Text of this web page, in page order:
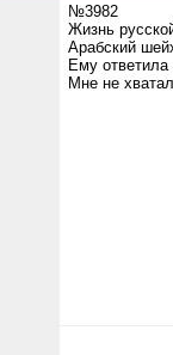
№3982
Жизнь
Арабский
Ему
Мне не